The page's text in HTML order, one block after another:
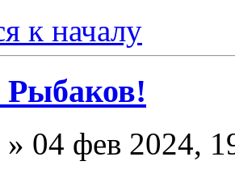
к началу
Рыбаков!
» 04 фев 2024,